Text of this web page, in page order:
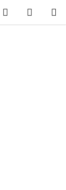
Hledat
KOŠÍK